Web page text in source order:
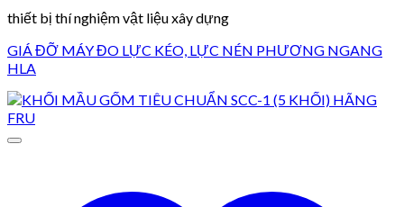
thiết bị thí nghiệm vật liệu xây dựng
GIÁ ĐỠ MÁY ĐO LỰC KÉO, LỰC NÉN PHƯƠNG NGANG
HLA